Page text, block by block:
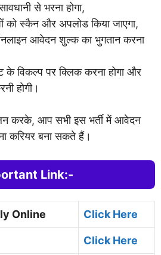
से भरना होगा,
को स्कैन और अपलोड किया जाएगा,
आवेदन शुल्क का भुगतान करना
विकल्प पर क्लिक करना होगा और
होगी।
करके, आप सभी इस भर्ती में आवेदन
करियर बना सकते हैं।
Link:-
Online Click Here
Click Here